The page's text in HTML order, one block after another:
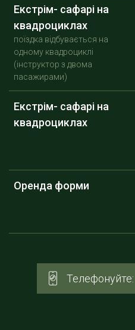
Екстрім- сафарі на
квадроциклах
поїздка відбувається на
одному квадроциклі
(інструктор з двома
пасажирами)
Екстрім- сафарі на
квадроциклах
Оренда форми
Телефонуйте: